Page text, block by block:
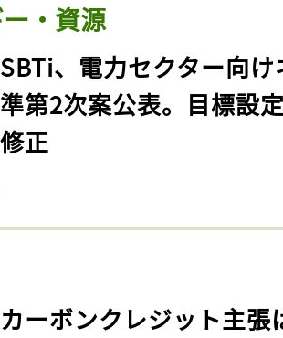
・資源
SBTi、電力セクター向
第2次案公表。目標設
正
カーボンクレジット主張